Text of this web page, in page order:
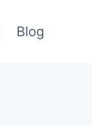
Blog